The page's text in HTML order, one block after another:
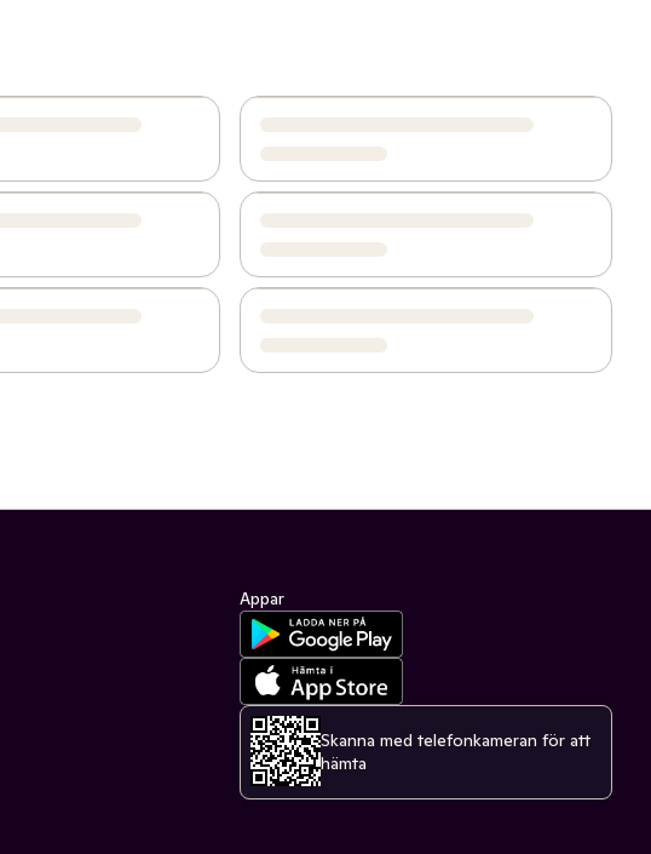
Appar
Skanna med telefonkameran för att
hämta